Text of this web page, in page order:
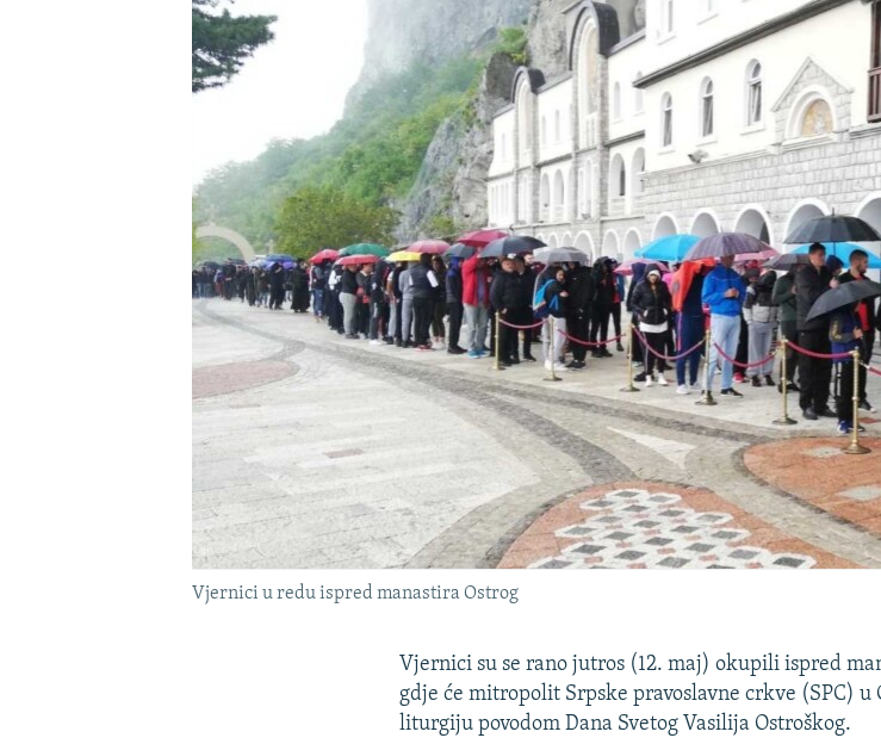
POPLAVE I KLIZIŠTA U BIH 2024.
TRI DECENIJE OD RATA U BIH
NASTANAK I RASPAD JUGOSLAVIJE
Vjernici u redu ispred manastira Ostrog
Vjernici su se rano jutros (12. maj) okupili ispred
gdje će mitropolit Srpske pravoslavne crkve (SPC)
liturgiju povodom Dana Svetog Vasilija Ostroškog.